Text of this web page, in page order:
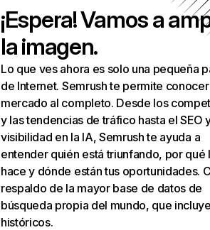
¡Espera! Vamos a
la imagen.
Lo que ves ahora es solo una pequeña
de Internet. Semrush te permite
mercado al completo. Desde los
y las tendencias de tráfico hasta el SEO
visibilidad en la IA, Semrush te ayuda a
entender quién está triunfando, por qué
hace y dónde están tus oportunidades.
respaldo de la mayor base de datos de
búsqueda propia del mundo, que
históricos.